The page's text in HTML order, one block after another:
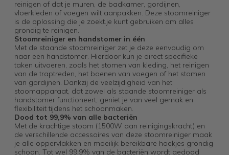
reinigen of dat je muren, de badkamer, gordijnen,
vloerkleden of voegen wilt aanpakken. Deze stoomreiniger
is de oplossing die je zoekt.je kunt gebruiken om alles
grondig te reinigen.
Stoomreiniger en handstomer in één
Met de staande stoomreiniger zet je deze eenvoudig om
naar een handstomer. Hierdoor kun je direct specifieke
taken uitvoeren, zoals het stomen van kleding, het reinigen
van de traptreden, het boenen van voegen of het stomen
van gordijnen. Dankzij de veelzijdigheid van het
stoomapparaat, dat zowel als staande stoomreiniger als
handstomer functioneert, geniet je van veel gemak en
flexibiliteit tijdens het schoonmaken.
Dood tot 99,9% van alle bacteriën
Met de krachtige stoom (1500W aan reinigingskracht) en
de verschillende accessoires van deze stoomreiniger maak
je alle oppervlakken en moeilijk bereikbare hoekjes grondig
schoon. Tot wel 99,9% van de bacteriën wordt gedood